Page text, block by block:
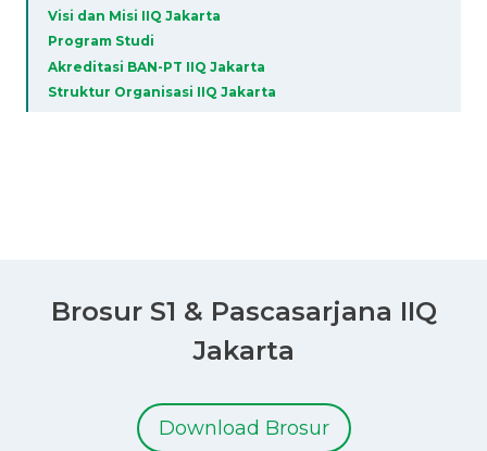
Visi dan Misi IIQ Jakarta
Program Studi
Akreditasi BAN-PT IIQ Jakarta
Struktur Organisasi IIQ Jakarta
Brosur S1 & Pascasarjana IIQ
Jakarta
Download Brosur